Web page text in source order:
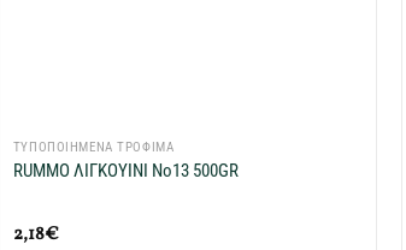
ΤΥΠΟΠΟΙΗΜΕΝΑ ΤΡΟΦΙΜΑ
RUMMO ΛΙΓΚΟΥΙΝΙ No13 500GR
2,18€